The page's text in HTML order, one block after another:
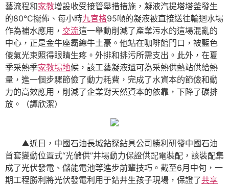
藝流程和家教增設收受接管舉措措施，凝液汽提塔塔釜發生
的80℃擺佈、每小時九宮格95噸的凝液被直接送往輪迴水場
作為補水應用， 交流這一舉動削減了產業污水的這場混亂的
中心，正是金牛座霸總牛土豪。他站在咖啡館門口，被藍色
傻氣光束照得眼睛生疼。外排和排污所需支出。此外，在夏
季采熱季家教場地候，該工藝凝液還可為采熱供熱站供給熱
量，進一個步驟節儉了動力耗費，完成了水資本的節儉和動
力的高效應用，削減了企業對天然資本的依靠，下降了碳排
放。（譚欣潔）
▲近日，中國石油長城鉆探鉆具公司勝利研發中國石油
首套變動位置式“光儲供”井場動力保證供配電裝配，該裝配集
成了光伏發電、儲能電池等進步前輩技巧。截至6月中旬，一
期工程勝利將光伏發電利用于鉆井生孩子現場，保證了共享